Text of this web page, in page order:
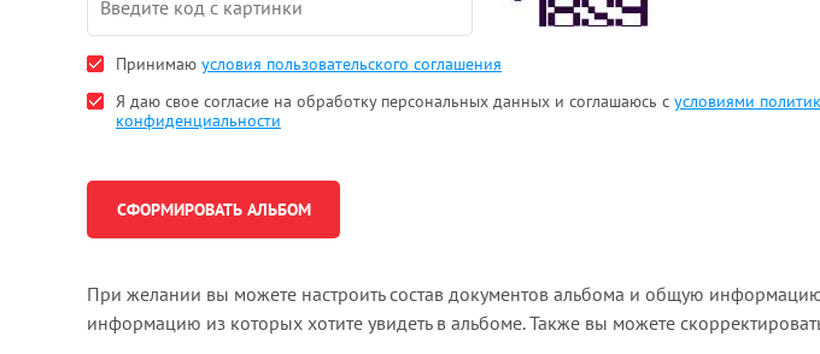
Принимаю условия пользовательского соглашения
Я даю свое согласие на обработку персональных данных и соглашаюсь с условиями
конфиденциальности
При желании вы можете настроить состав документов альбома и общую
информацию из которых хотите увидеть в альбоме. Также вы можете